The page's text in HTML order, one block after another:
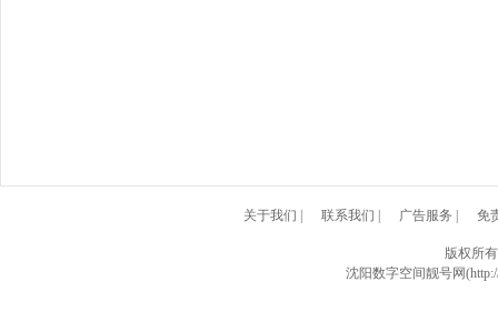
关于我们 联系我们 广告服务 免
版权所
沈阳数字空间靓号网